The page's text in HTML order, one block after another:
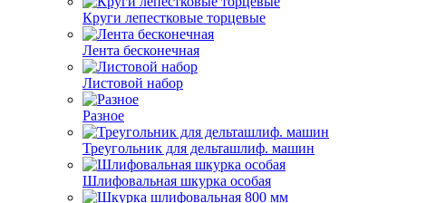
Круги лепестковые торцевые
Лента бесконечная
Листовой набор
Разное
Треугольник для дельташлиф. машин
Шлифовальная шкурка особая